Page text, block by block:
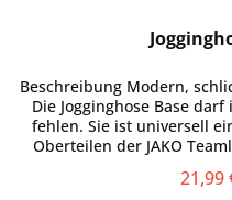
Beschreibung Modern,
Die Jogginghose Base
fehlen. Sie ist universell
Oberteilen der JAKO
21,99